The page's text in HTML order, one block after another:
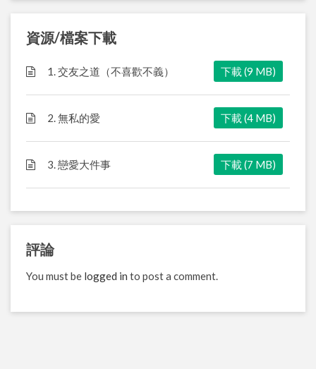
資源/檔案下載
1. 交友之道（不喜歡不義） 下載 (9 MB)
2. 無私的愛 下載 (4 MB)
3. 戀愛大件事 下載 (7 MB)
評論
You must be logged in to post a comment.